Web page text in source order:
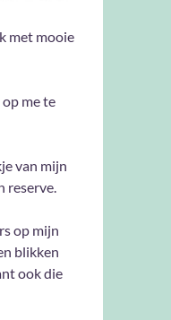
met mooie
me te
van mijn
reserve.
op mijn
blikken
ook die